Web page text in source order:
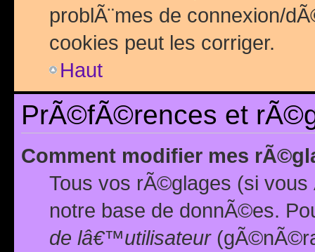
problÃ¨mes de connexion/
cookies peut les corriger.
Haut
PrÃ©fÃ©rences et
Comment modifier mes
Tous vos rÃ©glages (si
notre base de donnÃ©es.
de lâ€™utilisateur